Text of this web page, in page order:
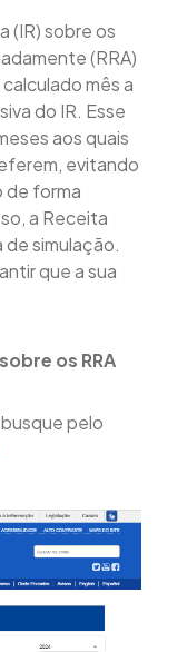
(IR) sobre os
(RRA)
mês a
do IR. Esse
aos quais
evitando
de forma
a Receita
simulação.
que a sua
os RRA
pelo